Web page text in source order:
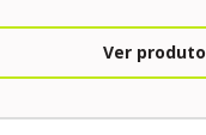
Ver produto